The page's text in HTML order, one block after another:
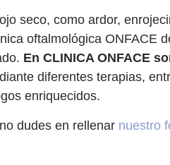
seco, como ardor,
oftalmológica ONFACE
En CLINICA ONFACE
diferentes terapias,
enriquecidos.
dudes en rellenar nuestro